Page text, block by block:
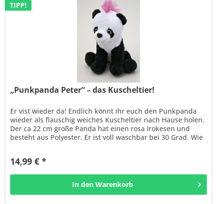
TIPP!
„Punkpanda Peter“ – das Kuscheltier!
Er vist wieder da! Endlich könnt ihr euch den Punkpanda
wieder als flauschig weiches Kuscheltier nach Hause holen.
Der ca 22 cm große Panda hat einen rosa Irokesen und
besteht aus Polyester. Er ist voll waschbar bei 30 Grad. Wie
14,99 € *
In den Warenkorb